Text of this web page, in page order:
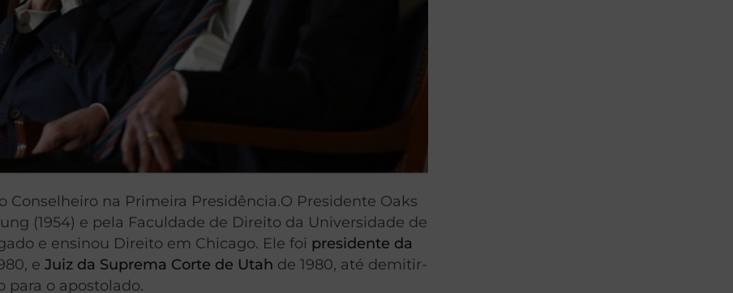
na Primeira Presidência.O Presidente Oaks
(1954) e pela Faculdade de Direito da Universidade de
e ensinou Direito em Chicago. Ele foi presidente da
eJuiz da Suprema Corte de Utah de 1980, até demitir-
para o apostolado.